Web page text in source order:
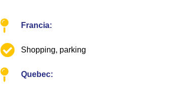
Francia:
Shopping, parking
Quebec: